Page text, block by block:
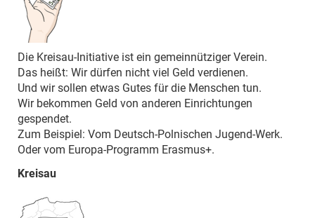
Die Kreisau-Initiative ist ein gemeinnütziger Verein.
Das heißt: Wir dürfen nicht viel Geld verdienen.
Und wir sollen etwas Gutes für die Menschen tun.
Wir bekommen Geld von anderen Einrichtungen
gespendet.
Zum Beispiel: Vom Deutsch-Polnischen Jugend-Werk.
Oder vom Europa-Programm Erasmus+.
Kreisau